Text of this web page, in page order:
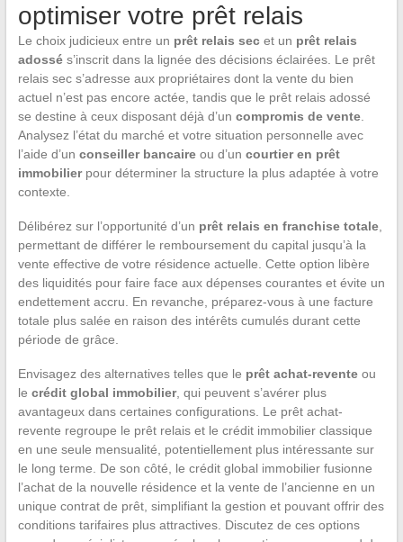
optimiser votre prêt relais
Le choix judicieux entre un prêt relais secet un prêt relais
adossés’inscrit dans la lignée des décisions éclairées. Le prêt
relais sec s’adresse aux propriétaires dont la vente du bien
actuel n’est pas encore actée, tandis que le prêt relais adossé
se destine à ceux disposant déjà d’un compromis de vente.
Analysez l’état du marché et votre situation personnelle avec
l’aide d’un conseiller bancaireou d’un courtier en prêt
immobilierpour déterminer la structure la plus adaptée à votre
contexte.
Délibérez sur l’opportunité d’un prêt relais en franchise totale,
permettant de différer le remboursement du capital jusqu’à la
vente effective de votre résidence actuelle. Cette option libère
des liquidités pour faire face aux dépenses courantes et évite un
endettement accru. En revanche, préparez-vous à une facture
totale plus salée en raison des intérêts cumulés durant cette
période de grâce.
Envisagez des alternatives telles que le prêt achat-reventeou
le crédit global immobilier, qui peuvent s’avérer plus
avantageux dans certaines configurations. Le prêt achat-
revente regroupe le prêt relais et le crédit immobilier classique
en une seule mensualité, potentiellement plus intéressante sur
le long terme. De son côté, le crédit global immobilier fusionne
l’achat de la nouvelle résidence et la vente de l’ancienne en un
unique contrat de prêt, simplifiant la gestion et pouvant offrir des
conditions tarifaires plus attractives. Discutez de ces options